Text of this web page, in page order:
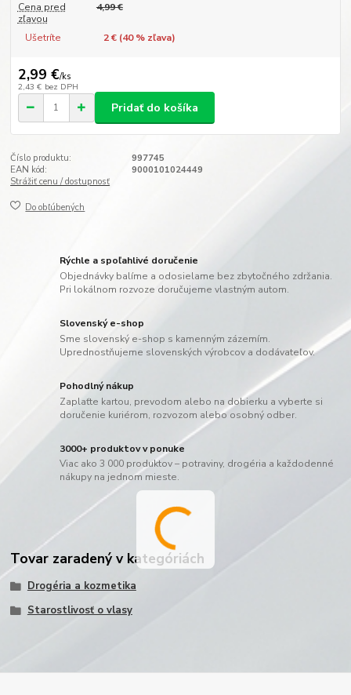
Cena pred
zľavou
4,99 €
Ušetríte 2 € (40% zľava)
2,99 €/ks
2,43 € bez DPH
Pridať do košíka
Číslo produktu:
997745
EAN kód:
9000101024449
Strážiť cenu / dostupnosť
Do obľúbených
Rýchle a spoľahlivé doručenie
Objednávky balíme a odosielame bez zbytočného zdržania.
Pri lokálnom rozvoze doručujeme vlastným autom.
Slovenský e-shop
Sme slovenský e-shop s kamenným zázemím.
Uprednostňujeme slovenských výrobcov a dodávateľov.
Pohodlný nákup
Zaplaťte kartou, prevodom alebo na dobierku a vyberte si
doručenie kuriérom, rozvozom alebo osobný odber.
3000+ produktov v ponuke
Viac ako 3 000 produktov – potraviny, drogéria a každodenné
nákupy na jednom mieste.
Tovar zaradený v kategóriách
Drogéria a kozmetika
Starostlivosť o vlasy